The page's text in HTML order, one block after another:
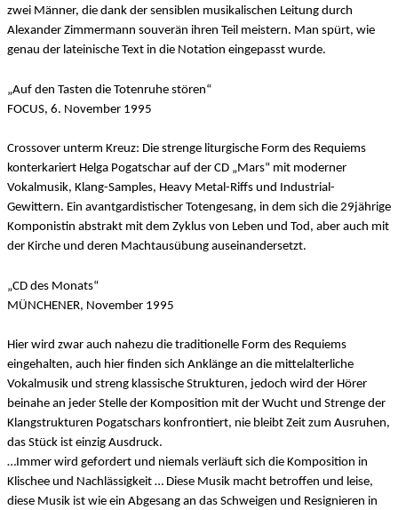
zwei Männer, die dank der sensiblen musikalischen Leitung durch
Alexander Zimmermann souverän ihren Teil meistern. Man spürt, wie
genau der lateinische Text in die Notation eingepasst wurde.
„Auf den Tasten die Totenruhe stören“
FOCUS, 6. November 1995
Crossover unterm Kreuz: Die strenge liturgische Form des Requiems
konterkariert Helga Pogatschar auf der CD „Mars“ mit moderner
Vokalmusik, Klang-Samples, Heavy Metal-Riffs und Industrial-
Gewittern. Ein avantgardistischer Totengesang, in dem sich die 29jährige
Komponistin abstrakt mit dem Zyklus von Leben und Tod, aber auch mit
der Kirche und deren Machtausübung auseinandersetzt.
„CD des Monats“
MÜNCHENER, November 1995
Hier wird zwar auch nahezu die traditionelle Form des Requiems
eingehalten, auch hier finden sich Anklänge an die mittelalterliche
Vokalmusik und streng klassische Strukturen, jedoch wird der Hörer
beinahe an jeder Stelle der Komposition mit der Wucht und Strenge der
Klangstrukturen Pogatschars konfrontiert, nie bleibt Zeit zum Ausruhen,
das Stück ist einzig Ausdruck.
…Immer wird gefordert und niemals verläuft sich die Komposition in
Klischee und Nachlässigkeit … Diese Musik macht betroffen und leise,
diese Musik ist wie ein Abgesang an das Schweigen und Resignieren in